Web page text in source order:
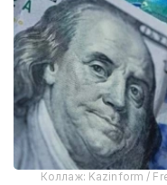
Коллаж: Kazinform /